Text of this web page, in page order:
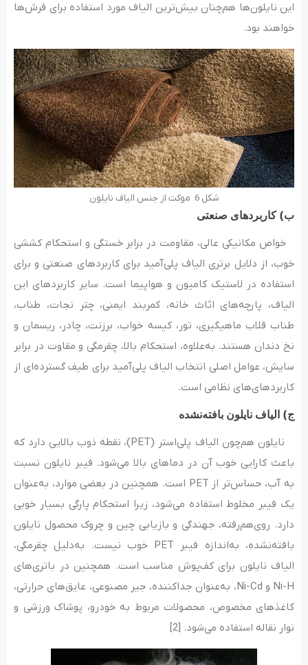
این نایلون‌ها هم‌چنان بیش‌ترین الیاف مورد استفاده برای فرش‌ها
خواهند بود.
شکل 6. موکت از جنس الیاف نایلون
ب) کاربردهای صنعتی
خواص مکانیکی عالی، مقاومت در برابر خستگی و استحکام کششی
خوب، از دلایل برتری الیاف پلی‌آمید برای کاربردهای صنعتی و برای
استفاده در لاستیک کامیون و هواپیما است. سایر کاربردهای این
الیاف، پارچه‌های اثاث خانه، کمربند ایمنی، چتر نجات، طناب،
طناب قلاب ماهیگیری، تور، کیسه خواب، برزنت، چادر، ریسمان و
نخ دندان هستند. به‌علاوه، استحکام بالا، چقرمگی و مقاوت در برابر
سایش، عوامل اصلی انتخاب الیاف پلی‌آمید برای طیف گسترده‌ای از
کاربردهای‌های نظامی است.
ج) الیاف نایلون بافته‌نشده
نایلون هم‌چون الیاف پلی‌استر (PET)، نقطه ذوب بالایی دارد که
باعث کارایی خوب آن در دماهای بالا می‌شود. فیبر نایلون نسبت
به آب، حساس‌تر از PET است. همچنین در بعضی موارد، به‌عنوان
یک فیبر مخلوط استفاده می‌شود، زیرا استحکام پارگی بسیار خوبی
دارد. روی‌هم‌رفته، جهندگی و بازیابی چین و چروک محصول نایلون
بافته‌نشده، به‌اندازه فیبر PET خوب نیست. به‌دلیل چقرمگی،
الیاف نایلون برای کف‌پوش مناسب است. همچنین در باتری‌های
Ni-H و Ni-Cd، به‌عنوان جداکننده، جیر مصنوعی، عایق‌های حرارتی،
کاغذهای مخصوص، محصولات مربوط به خودرو، پوشاک ورزشی و
نوار نقاله استفاده می‌شود. [2]